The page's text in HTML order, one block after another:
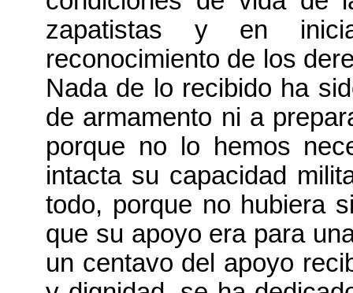
zapatistas y en
reconocimiento de los
Nada de lo recibido ha
de armamento ni a
porque no lo hemos
intacta su capacidad
todo, porque no hubiera
que su apoyo era para
un centavo del apoyo